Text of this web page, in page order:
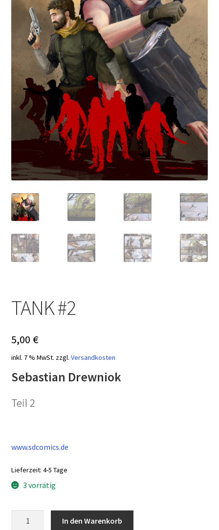
TANK #2
5,00 €
inkl. 7 % MwSt. zzgl. Versandkosten
Sebastian Drewniok
Teil 2
www.sdcomics.de
Lieferzeit: 4-5 Tage
3 vorrätig
In den Warenkorb